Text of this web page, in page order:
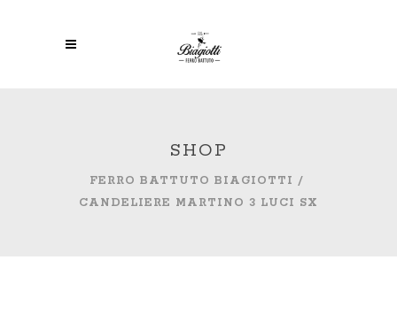
SHOP
FERRO BATTUTO BIAGIOTTI /
CANDELIERE MARTINO 3 LUCI SX